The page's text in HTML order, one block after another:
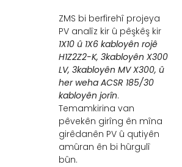
ZMS bi berfirehî projeya
PV analîz kir û pêşkêş kir
1X10 û 1X6 kabloyên rojê
H1Z2Z2-K, 3kabloyên X300
LV, 3kabloyên MV X300, û
her weha ACSR 185/30
kabloyên jorîn.
Temamkirina van
pêvekên girîng ên mîna
girêdanên PV û qutiyên
amûran ên bi hûrgulî
bûn.